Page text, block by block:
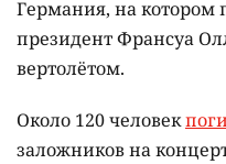
Германия, на котором
президент Франсуа
вертолётом.
Около 120 человек
заложников на